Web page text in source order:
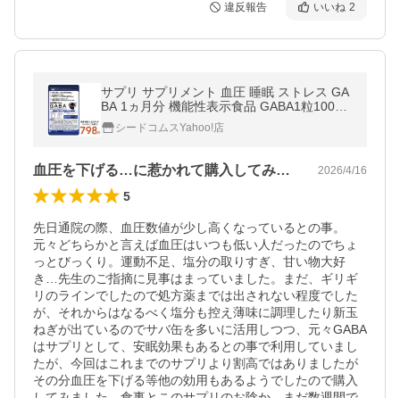
違反報告 いいね 2
サプリ サプリメント 血圧 睡眠 ストレス GA
BA 1ヵ月分 機能性表示食品 GABA1粒100mg
配合 テアニン トリプトファン グリシン
シードコムスYahoo!店
血圧を下げる…に惹かれて購入してみました 2026/4/16
5
先日通院の際、血圧数値が少し高くなっているとの事。
元々どちらかと言えば血圧はいつも低い人だったのでちょ
っとびっくり。運動不足、塩分の取りすぎ、甘い物大好
き…先生のご指摘に見事はまっていました。まだ、ギリギ
リのラインでしたので処方薬までは出されない程度でした
が、それからはなるべく塩分も控え薄味に調理したり新玉
ねぎが出ているのでサバ缶を多いに活用しつつ、元々GABA
はサプリとして、安眠効果もあるとの事で利用していまし
たが、今回はこれまでのサプリより割高ではありましたが
その分血圧を下げる等他の効用もあるようでしたので購入